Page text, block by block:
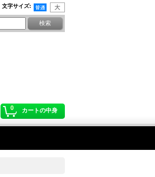
文字サイズ:
0 カートの中身